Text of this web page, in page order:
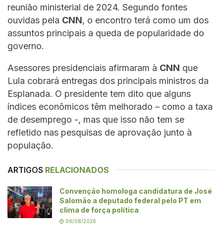
reunião ministerial de 2024. Segundo fontes
ouvidas pela CNN, o encontro terá como um dos
assuntos principais a queda de popularidade do
governo.
Asessores presidenciais afirmaram à CNN que
Lula cobrará entregas dos principais ministros da
Esplanada. O presidente tem dito que alguns
índices econômicos têm melhorado – como a taxa
de desemprego -, mas que isso não tem se
refletido nas pesquisas de aprovação junto à
população.
ARTIGOS RELACIONADOS
Convenção homologa candidatura de José
Salomão a deputado federal pelo PT em
clima de força política
06/08/2026